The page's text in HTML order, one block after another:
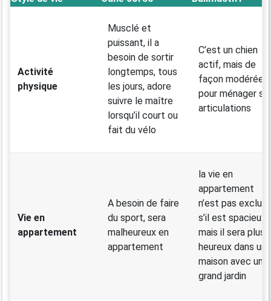
Activité
physique
Musclé et
puissant, il a
besoin de sortir
longtemps, tous
les jours, adore
suivre le maître
lorsqu’il court ou
fait du vélo
C’est un chien
actif, mais de
façon modérée
pour ménager
articulations
Vie en
appartement
A besoin de faire
du sport, sera
malheureux en
appartement
la vie en
appartement
n’est pas exclue,
s’il est spacieux,
mais il sera plus
heureux dans une
maison avec un
grand jardin